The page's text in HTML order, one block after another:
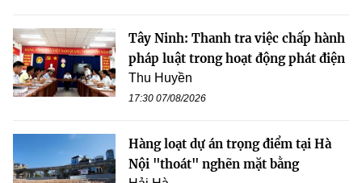
Tây Ninh: Thanh tra việc chấp hành
pháp luật trong hoạt động phát điện
Thu Huyền
17:30 07/08/2026
Hàng loạt dự án trọng điểm tại Hà
Nội "thoát" nghẽn mặt bằng